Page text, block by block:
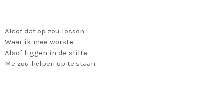
Alsof dat op zou lossen
Waar ik mee worstel
Alsof liggen in de stilte
Me zou helpen op te staan